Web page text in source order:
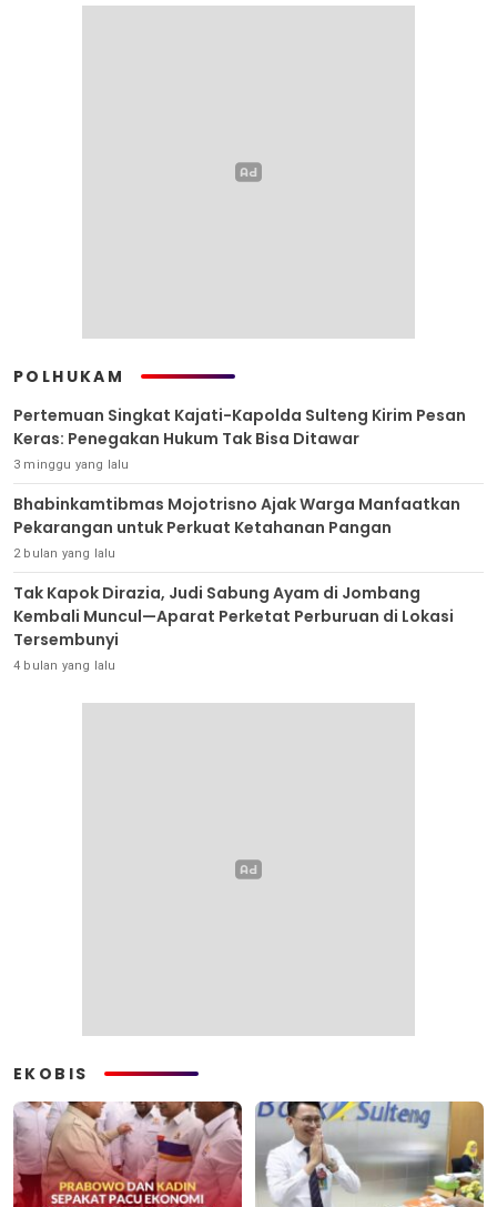
POLHUKAM
Pertemuan Singkat Kajati-Kapolda Sulteng Kirim Pesan
Keras: Penegakan Hukum Tak Bisa Ditawar
3 minggu yang lalu
Bhabinkamtibmas Mojotrisno Ajak Warga Manfaatkan
Pekarangan untuk Perkuat Ketahanan Pangan
2 bulan yang lalu
Tak Kapok Dirazia, Judi Sabung Ayam di Jombang
Kembali Muncul—Aparat Perketat Perburuan di Lokasi
Tersembunyi
4 bulan yang lalu
EKOBIS